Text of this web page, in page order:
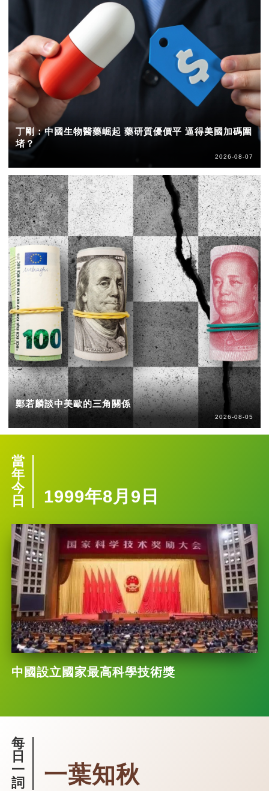
丁剛：中國生物醫藥崛起 藥研質優價平 逼得美國加碼圍
堵？
2026-08-07
鄭若麟談中美歐的三角關係
2026-08-05
當
年
今
日
1999年8月9日
中國設立國家最高科學技術獎
每
日
一
詞
一葉知秋